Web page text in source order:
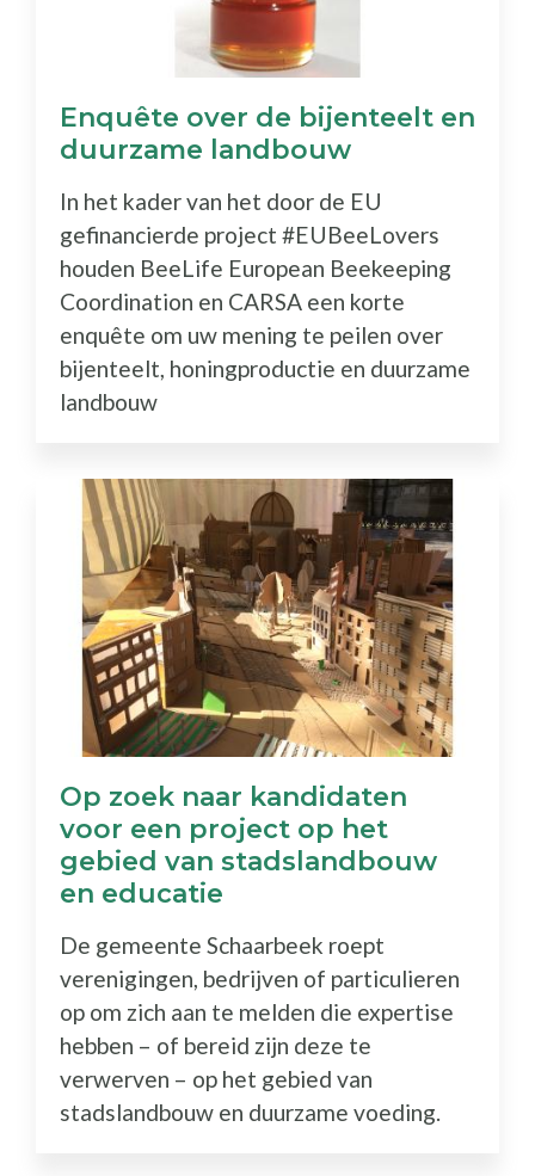
Enquête over de bijenteelt en
duurzame landbouw
In het kader van het door de EU
gefinancierde project #EUBeeLovers
houden BeeLife European Beekeeping
Coordination en CARSA een korte
enquête om uw mening te peilen over
bijenteelt, honingproductie en duurzame
landbouw
Op zoek naar kandidaten
voor een project op het
gebied van stadslandbouw
en educatie
De gemeente Schaarbeek roept
verenigingen, bedrijven of particulieren
op om zich aan te melden die expertise
hebben – of bereid zijn deze te
verwerven – op het gebied van
stadslandbouw en duurzame voeding.